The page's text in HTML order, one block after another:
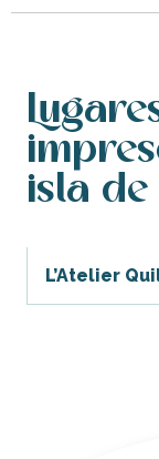
isla de
L’Atelier